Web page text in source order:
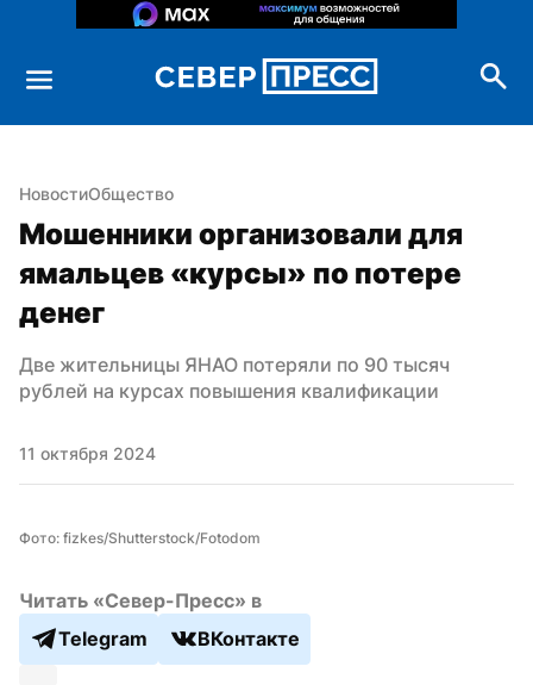
НовостиОбщество
Мошенники организовали для
ямальцев «курсы» по потере
денег
Две жительницы ЯНАО потеряли по 90 тысяч
рублей на курсах повышения квалификации
11 октября 2024
Фото: fizkes/Shutterstock/Fotodom
Читать «Север-Пресс» в
Telegram
ВКонтакте